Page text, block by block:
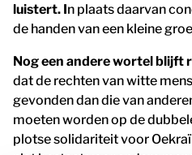
luistert. In plaats daarvan
de handen van een kleine
Nog een andere wortel blijft
dat de rechten van witte
gevonden dan die van
moeten worden op de
plotse solidariteit voor